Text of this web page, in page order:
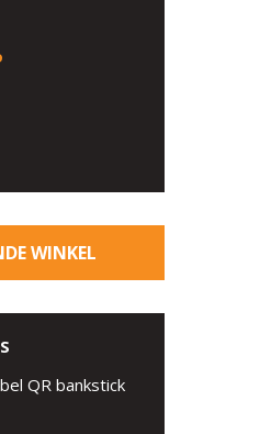
WINKEL
QR bankstick